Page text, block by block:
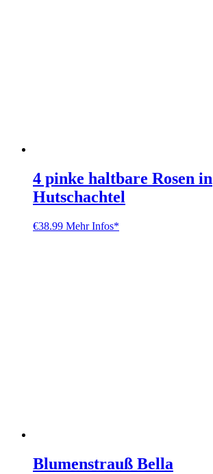
4 pinke haltbare Rosen in
Hutschachtel
€38.99 Mehr Infos*
Blumenstrauß Bella